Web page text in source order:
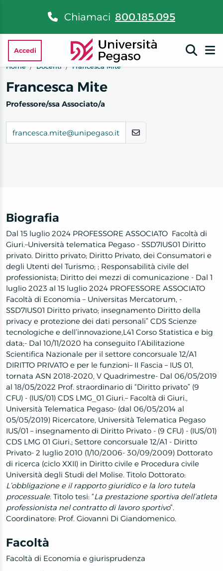
Chiamaci 800.185.095
Accedi
Home
Docenti Francesca Mite
Francesca Mite
Professore/ssa Associato/a
francesca.mite@unipegaso.it
Biografia
Dal 15 luglio 2024 PROFESSORE ASSOCIATO Facoltà di
Giuri.–Università telematica Pegaso - SSD7IUS01 Diritto
privato. Diritto privato; Diritto Privato, dei Consumatori e
degli Utenti del Turismo; ; Responsabilità civile del
professionista; Diritto dei mezzi di comunicazione - Dal 1
luglio 2023 al 15 luglio 2024 PROFESSORE ASSOCIATO
Facoltà di Economia – Universitas Mercatorum, -
SSD7IUS01 Diritto privato; insegnamento Diritto della
privacy e protezione dei dati personali” CDS Scienze
tecnologiche e dell’innovazione,L41 Corso Statistica e big
data;- Dal 10/11/2020 ha conseguito l’Abilitazione
Scientifica Nazionale per il settore concorsuale 12/A1
DIRITTO PRIVATO e per le funzioni– II Fascia – IUS 01,
tornata ASN 2018-2020, V Quadrimestre- Dal 06/05/2019
al 18/05/2022 Prof. straordinario di “Diritto privato” (9
CFU) - (IUS/01) CDS LMG_01 Giuri.– Facoltà di Giuri.,
Università Telematica Pegaso- (dal 06/05/2014 al
05/05/2019) Ricercatore, Università Telematica Pegaso
IUS/01 – insegnamento di Diritto Privato - (9 CFU) - (IUS/01)
CDS LMG 01 Giuri.; Settore concorsuale 12/A1 - Diritto
Privato- 2 luglio 2010 (1/10/2006- 30/09/2009) Dottorato
di ricerca (ciclo XXII) in Diritto civile e Procedura civile
Università degli Studi del Molise. Titolo Dottorato:
L’obbligazione e il rapporto giuridico e la loro tutela
processuale. Titolo tesi: “La prestazione sportiva dell’atleta
professionista nel contratto di lavoro sportivo”.
Coordinatore: Prof. Giovanni Di Giandomenico.
Facoltà
Facoltà di Economia e giurisprudenza